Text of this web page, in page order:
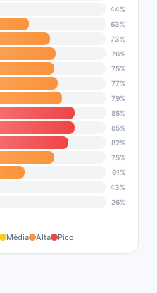
44%
63%
73%
76%
75%
77%
79%
85%
85%
82%
75%
61%
43%
26%
Média Alta Pico